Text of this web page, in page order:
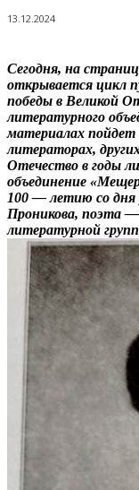
13.12.2024
Сегодня, на
открывается цикл
победы в Великой
литературного
материалах пойдет
литераторах,
Отечество в годы
объединение
100 — летию со дня
Проникова, поэта
литературной